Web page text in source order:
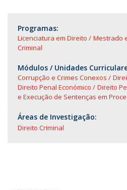
Programas:
Licenciatura em Direito
Mestrado
Criminal
Módulos / Unidades
Corrupção e Crimes Conexos
Direito Penal Económico
Direito
e Execução de Sentenças em
Áreas de Investigação:
Direito Criminal